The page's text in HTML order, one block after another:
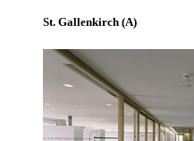
St. Gallenkirch (A)